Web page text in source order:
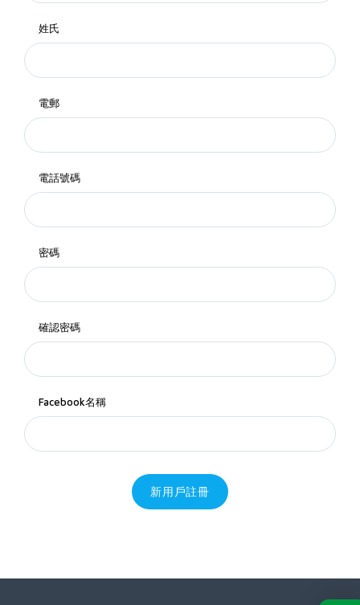
姓氏
電郵
電話號碼
密碼
確認密碼
Facebook名稱
新用戶註冊